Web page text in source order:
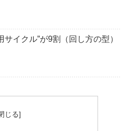
サイクル”が9割（回し方の型）